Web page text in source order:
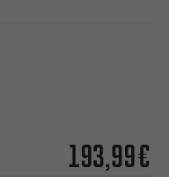
193,99€